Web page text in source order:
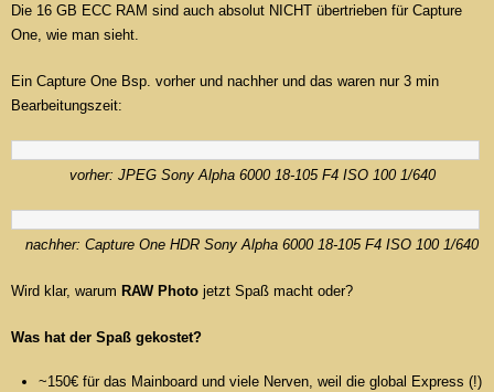
Die 16 GB ECC RAM sind auch absolut NICHT übertrieben für Capture
One, wie man sieht.
Ein Capture One Bsp. vorher und nachher und das waren nur 3 min
Bearbeitungszeit:
vorher: JPEG Sony Alpha 6000 18-105 F4 ISO 100 1/640
nachher: Capture One HDR Sony Alpha 6000 18-105 F4 ISO 100 1/640
Wird klar, warum RAW Photo jetzt Spaß macht oder?
Was hat der Spaß gekostet?
~150€ für das Mainboard und viele Nerven, weil die global Express (!)